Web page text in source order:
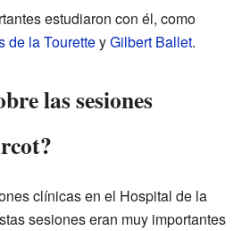
estudiaron con él, como
de la TouretteyGilbert Ballet.
las sesiones
clínicas en el Hospital de la
sesiones eran muy importantes